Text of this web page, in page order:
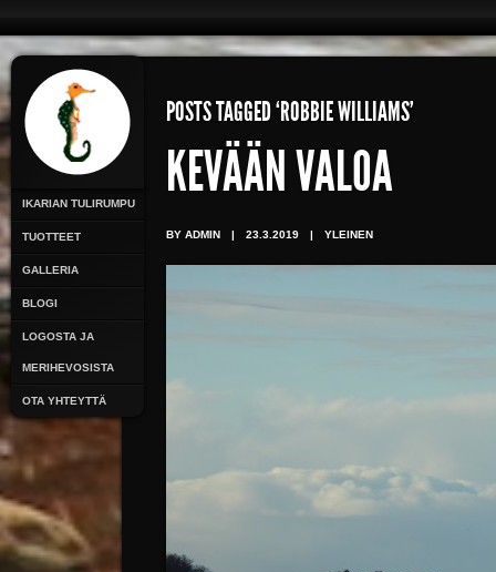
IKARIAN TULIRUMPU
TUOTTEET
GALLERIA
BLOGI
LOGOSTA JA
MERIHEVOSISTA
OTA YHTEYTTÄ
POSTS TAGGED ‘ROBBIE WILLIAMS’
KEVÄÄN VALOA
BY ADMIN | 23.3.2019 | YLEINEN